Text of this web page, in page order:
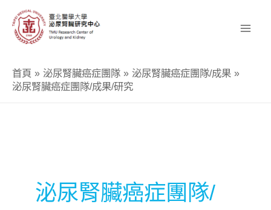
首頁 泌尿腎臟癌症團隊
泌尿腎臟癌症團隊/成果
泌尿腎臟癌症團隊/成果/研究
泌尿腎臟癌症團隊/